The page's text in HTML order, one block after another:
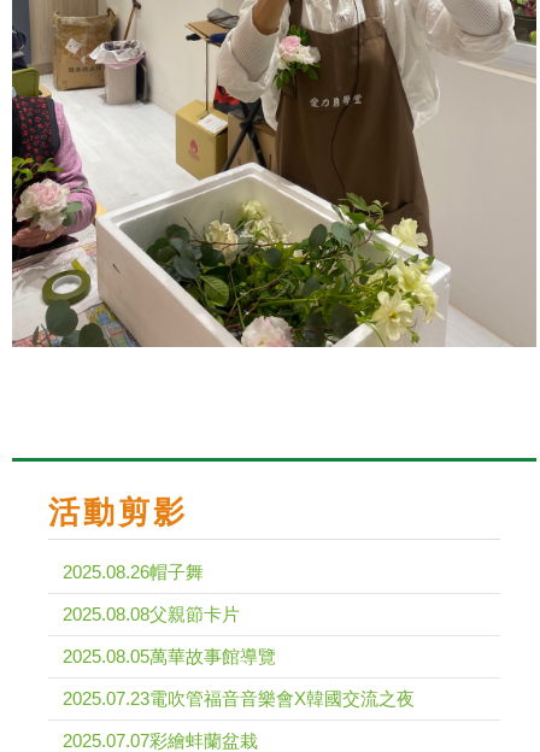
活動剪影
2025.08.26帽子舞
2025.08.08父親節卡片
2025.08.05萬華故事館導覽
2025.07.23電吹管福音音樂會X韓國交流之夜
2025.07.07彩繪蚌蘭盆栽